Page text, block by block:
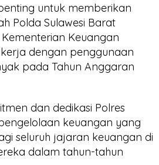
untuk memberikan
Polda Sulawesi Barat
Keuangan
dengan penggunaan
pada Tahun Anggaran
dan dedikasi Polres
keuangan yang
seluruh jajaran keuangan di
dalam tahun-tahun